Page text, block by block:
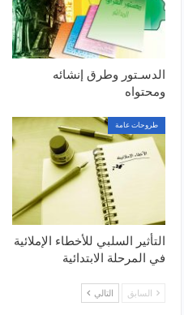
الدسـتور وطرق إنشائه
ومحتواه
طروحات عامة
التأثير السلبي للأخطاء الإملائية
في المرحلة الابتدائية
السابق التالي